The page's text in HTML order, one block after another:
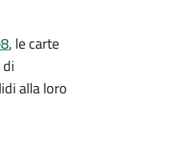
, le carte
alla loro